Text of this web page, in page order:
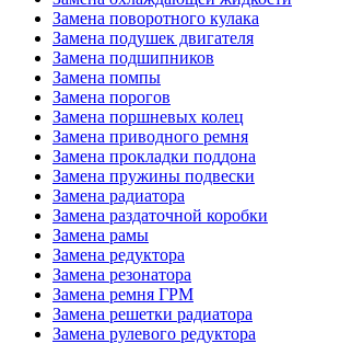
Замена поворотного кулака
Замена подушек двигателя
Замена подшипников
Замена помпы
Замена порогов
Замена поршневых колец
Замена приводного ремня
Замена прокладки поддона
Замена пружины подвески
Замена радиатора
Замена раздаточной коробки
Замена рамы
Замена редуктора
Замена резонатора
Замена ремня ГРМ
Замена решетки радиатора
Замена рулевого редуктора